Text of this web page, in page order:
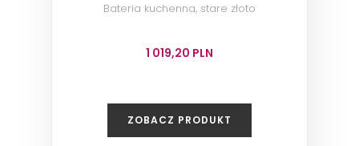
Bateria kuchenna, stare złoto
1 019,20 PLN
ZOBACZ PRODUKT